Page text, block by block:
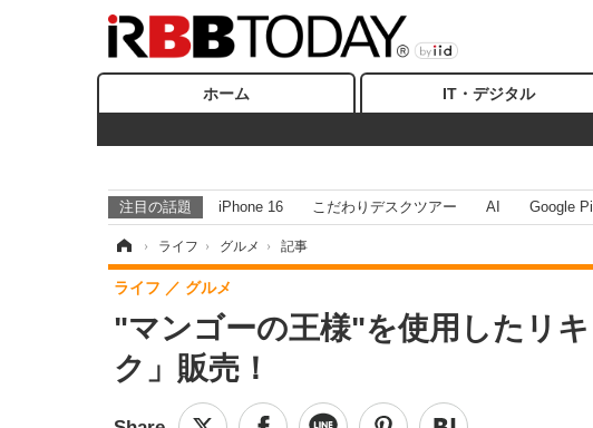
ホーム IT・デジタル
注目の話題 iPhone 16 こだわりデスクツアー AI Google
› ライフ › グルメ › 記事
"マンゴーの王様"を使用したリ
ク」販売！
ライフ グルメ